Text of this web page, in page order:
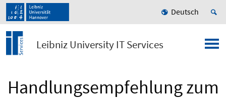
Deutsch
Leibniz University IT Services
Handlungsempfehlung zum